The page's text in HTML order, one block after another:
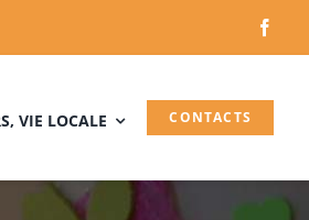
VIE LOCALE CONTACTS